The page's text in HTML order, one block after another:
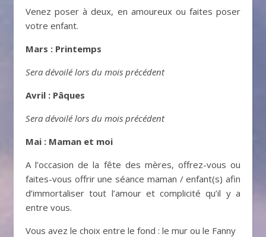
Venez poser à deux, en amoureux ou faites poser
votre enfant.
Mars : Printemps
Sera dévoilé lors du mois précédent
Avril : Pâques
Sera dévoilé lors du mois précédent
Mai : Maman et moi
A l’occasion de la fête des mères, offrez-vous ou
faites-vous offrir une séance maman / enfant(s) afin
d’immortaliser tout l’amour et complicité qu’il y a
entre vous.
Vous avez le choix entre le fond : le mur ou le Fanny